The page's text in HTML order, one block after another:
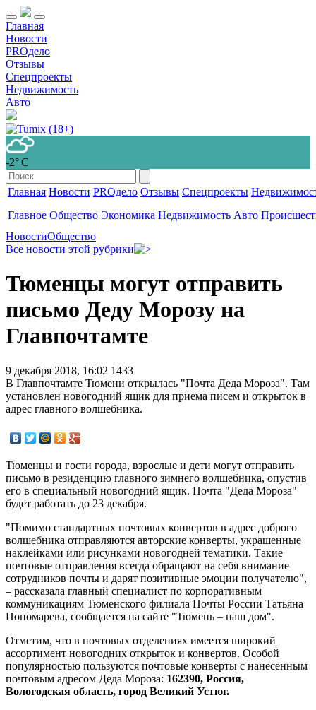
Главная
Новости
PROдело
Отзывы
Спецпроекты
Недвижимость
Авто
-2° С
Главная Новости PROдело Отзывы Спецпроекты
Главное Общество Экономика Недвижимость Авто
НовостиОбщество
Все новости этой рубрики
Тюменцы могут отправить
письмо Деду Морозу на
Главпочтамте
9 декабря 2018, 16:02 1433
В Главпочтамте Тюмени открылась "Почта Деда Мороза". Там
установлен новогодний ящик для приема писем и открыток в
адрес главного волшебника.
Тюменцы и гости города, взрослые и дети могут отправить
письмо в резиденцию главного зимнего волшебника, опустив
его в специальный новогодний ящик. Почта "Деда Мороза"
будет работать до 23 декабря.
"Помимо стандартных почтовых конвертов в адрес доброго
волшебника отправляются авторские конверты, украшенные
наклейками или рисунками новогодней тематики. Такие
почтовые отправления всегда обращают на себя внимание
сотрудников почты и дарят позитивные эмоции получателю",
– рассказала главный специалист по корпоративным
коммуникациям Тюменского филиала Почты России Татьяна
Пономарева, сообщается на сайте "Тюмень – наш дом".
Отметим, что в почтовых отделениях имеется широкий
ассортимент новогодних открыток и конвертов. Особой
популярностью пользуются почтовые конверты с нанесенным
почтовым адресом Деда Мороза: 162390, Россия,
Вологодская область, город Великий Устюг.